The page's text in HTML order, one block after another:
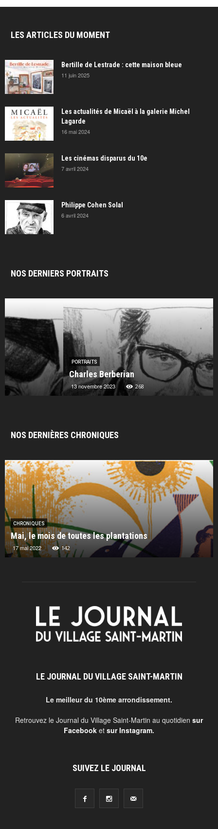
LES ARTICLES DU MOMENT
Bertille de Lestrade : cette maison bleue
11 juin 2025
Les actualités de Micaël à la galerie Michel
Lagarde
16 mai 2024
Les cinémas disparus du 10e
7 avril 2024
Philippe Cohen Solal
6 avril 2024
NOS DERNIERS PORTRAITS
PORTRAITS
Charles Berberian
13 novembre 2023 268
NOS DERNIÈRES CHRONIQUES
CHRONIQUES
Mai, le mois de toutes les plantations
17 mai 2022 142
LE JOURNAL DU VILLAGE SAINT-MARTIN
Le meilleur du 10ème arrondissement.
Retrouvez le Journal du Village Saint-Martin au quotidien sur
Facebook et sur Instagram.
SUIVEZ LE JOURNAL